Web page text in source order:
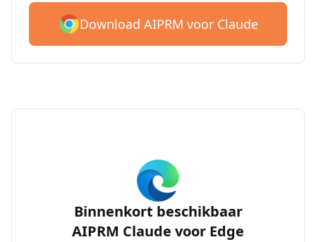
Download AIPRM voor Claude
Binnenkort beschikbaar
AIPRM Claude voor Edge